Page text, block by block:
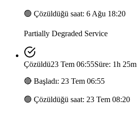
🟢 Çözüldüğü saat: 6 Ağu 18:20
Partially Degraded Service
Çözüldü23 Tem 06:55Süre: 1h 25m
🔴 Başladı: 23 Tem 06:55
🟢 Çözüldüğü saat: 23 Tem 08:20